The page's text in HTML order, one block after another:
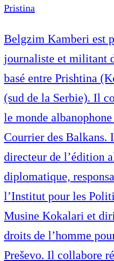
Pristina
Belgzim Kamberi est
journaliste et militant
basé entre Prishtina
(sud de la Serbie). Il
le monde
Courrier des Balkans.
directeur de l’édition
diplomatique,
l’Institut pour les
Musine Kokalari et
droits de l’homme
Preševo. Il collabore